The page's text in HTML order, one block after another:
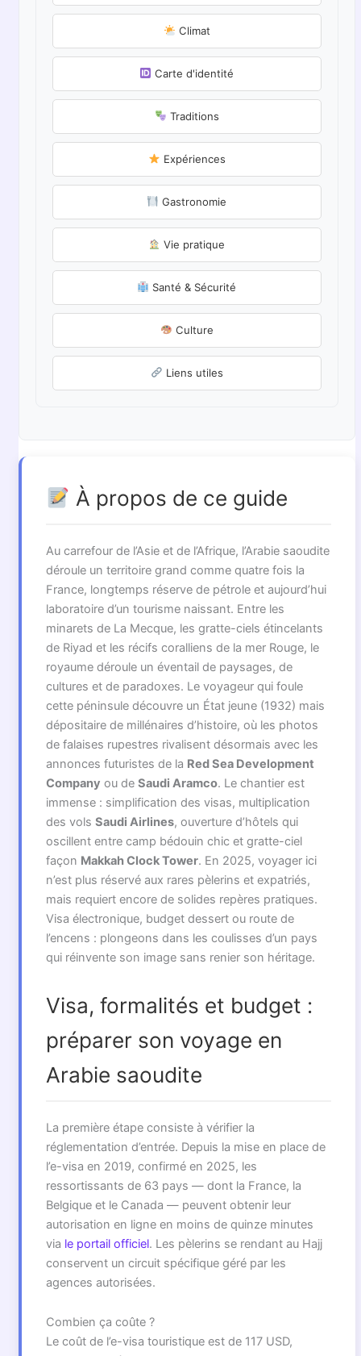
Climat
Carte d'identité
Traditions
Expériences
Gastronomie
Vie pratique
Santé & Sécurité
Culture
Liens utiles
À propos de ce guide
Au carrefour de l’Asie et de l’Afrique, l’Arabie saoudite
déroule un territoire grand comme quatre fois la
France, longtemps réserve de pétrole et aujourd’hui
laboratoire d’un tourisme naissant. Entre les
minarets de La Mecque, les gratte-ciels étincelants
de Riyad et les récifs coralliens de la mer Rouge, le
royaume déroule un éventail de paysages, de
cultures et de paradoxes. Le voyageur qui foule
cette péninsule découvre un État jeune (1932) mais
dépositaire de millénaires d’histoire, où les photos
de falaises rupestres rivalisent désormais avec les
annonces futuristes de la Red Sea Development
Company ou de Saudi Aramco. Le chantier est
immense : simplification des visas, multiplication
des vols Saudi Airlines, ouverture d’hôtels qui
oscillent entre camp bédouin chic et gratte-ciel
façon Makkah Clock Tower. En 2025, voyager ici
n’est plus réservé aux rares pèlerins et expatriés,
mais requiert encore de solides repères pratiques.
Visa électronique, budget dessert ou route de
l’encens : plongeons dans les coulisses d’un pays
qui réinvente son image sans renier son héritage.
Visa, formalités et budget :
préparer son voyage en
Arabie saoudite
La première étape consiste à vérifier la
réglementation d’entrée. Depuis la mise en place de
l’e-visa en 2019, confirmé en 2025, les
ressortissants de 63 pays — dont la France, la
Belgique et le Canada — peuvent obtenir leur
autorisation en ligne en moins de quinze minutes
via le portail officiel. Les pèlerins se rendant au Hajj
conservent un circuit spécifique géré par les
agences autorisées.
Combien ça coûte ?
Le coût de l’e-visa touristique est de 117 USD,